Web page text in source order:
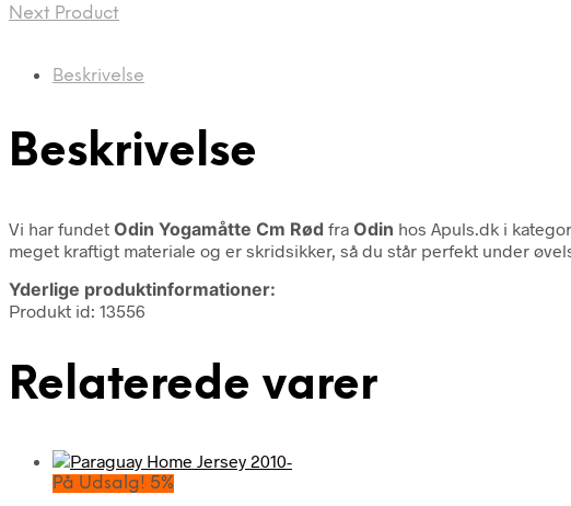
Next Product
Beskrivelse
Beskrivelse
Vi har fundet Odin Yogamåtte Cm Rød fra Odin hos Apuls.dk i
meget kraftigt materiale og er skridsikker, så du står perfekt under
Yderlige produktinformationer:
Produkt id: 13556
Relaterede varer
På Udsalg! 5%